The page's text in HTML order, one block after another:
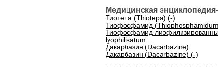
Медицинская
Тиотепа (Thiotepa) (-)
Тиофосфамид
Тиофосфамид
lyophilisatum ...
Дакарбазин (Dacarbazine)
Дакарбазин (Dacarbazine) (-)